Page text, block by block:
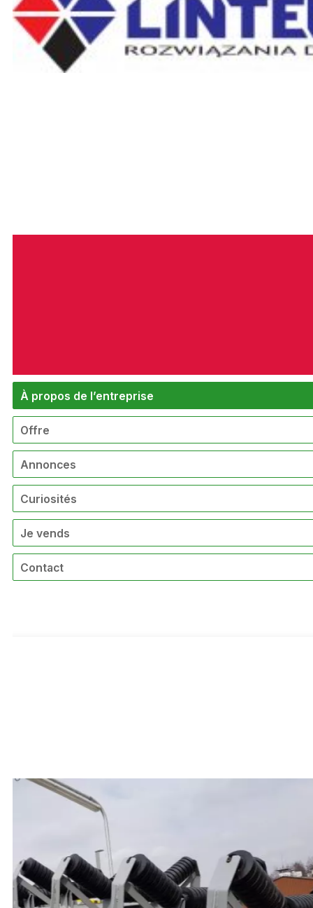
À propos de l’entreprise
Offre
Annonces
Curiosités
Je vends
Contact